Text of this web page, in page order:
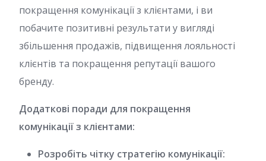
покращення комунікації з клієнтами, і ви
побачите позитивні результати у вигляді
збільшення продажів, підвищення лояльності
клієнтів та покращення репутації вашого
бренду.
Додаткові поради для покращення
комунікації з клієнтами:
Розробіть чітку стратегію комунікації: